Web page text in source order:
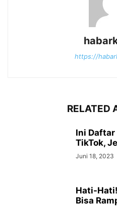
https://
RELATED
Ini Daftar
TikTok,
Juni 18, 2023
Hati-
Bisa